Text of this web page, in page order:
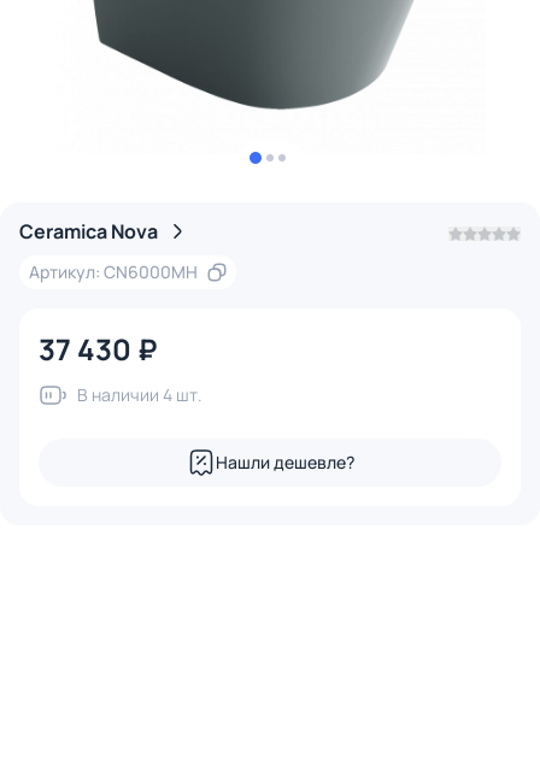
Ceramica Nova
Артикул: CN6000MH
37 430 ₽
В наличии 4 шт.
Нашли дешевле?